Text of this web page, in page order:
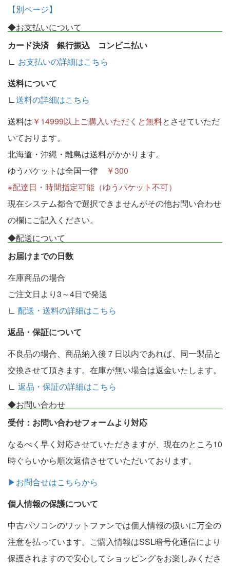
【別ページ】
◆お支払いについて
カード決済 銀行振込 コンビニ払い
∟ お支払いの詳細はこちら
送料について
∟送料の詳細はこちら
送料は ￥14999以上ご購入いただくと無料とさせていただ
いております。
北海道・沖縄・離島は送料がかかります。
ゆうパケットは全国一律
￥300
※配達日・時間指定可能（ゆうパケット不可）
現在システム都合で選択できませんがその他お問い合わせ
の欄にご記入ください。
◆配送について
お届けまでの日数
在庫商品の場合
ご注文日より3～4日で発送
∟ 配送・送料の詳細はこちら
返品・保証について
不良品の場合、商品納入後７日以内であれば、同一製品と
交換させて頂きます。在庫が無い場合は返金いたします。
∟ 返品・保証の詳細はこちら
◆お問い合わせ
受付：お問い合わせフォームより対応
なるべく早く対応させていただきますが、現在のところ10
時ぐらいから順次返信させていただいております。
▶お問合せはこちらから
個人情報の保護について
中古パソコンのワットファンでは個人情報の扱いに万全の
注意を払っています。ご購入情報はSSL暗号化通信により
保護されますので安心してショッピングをお楽しみくださ